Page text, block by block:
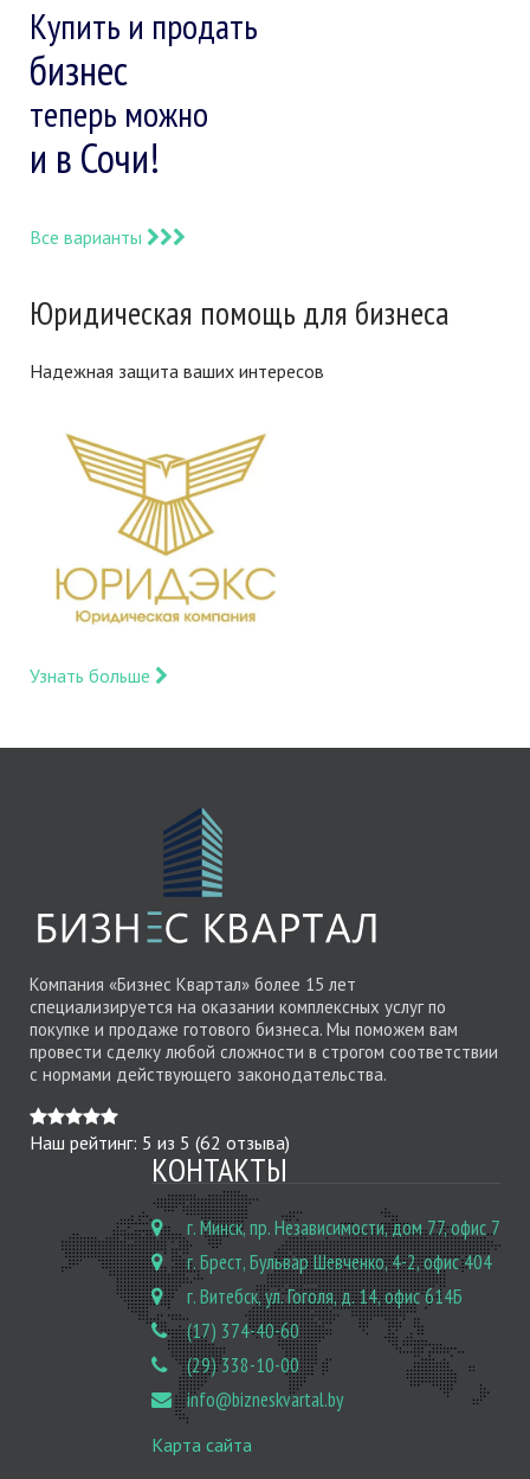
Купить и продать
бизнес
теперь можно
и в Сочи!
Все варианты
Юридическая помощь для бизнеса
Надежная защита ваших интересов
Узнать больше
Компания «Бизнес Квартал» более 15 лет
специализируется на оказании комплексных услуг по
покупке и продаже готового бизнеса. Мы поможем вам
провести сделку любой сложности в строгом соответствии
с нормами действующего законодательства.
Наш рейтинг: 5 из 5 (62 отзыва)
КОНТАКТЫ
г. Минск, пр. Независимости, дом 77, офис 7
г. Брест, Бульвар Шевченко, 4-2, офис 404
г. Витебск, ул. Гоголя, д. 14, офис 614Б
(17) 374-40-60
(29) 338-10-00
info@bizneskvartal.by
Карта сайта